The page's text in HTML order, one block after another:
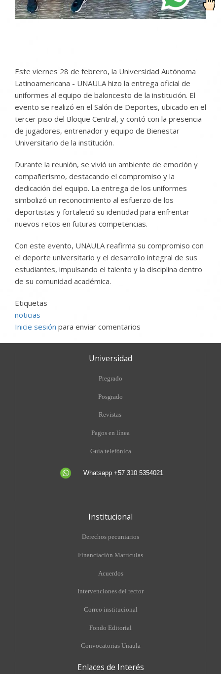
Este viernes 28 de febrero, la Universidad Autónoma
Latinoamericana - UNAULA hizo la entrega oficial de
uniformes al equipo de baloncesto de la institución. El
evento se realizó en el Salón de Deportes, ubicado en el
tercer piso del Bloque Central, y contó con la presencia
de jugadores, entrenador y equipo de Bienestar
Universitario de la institución.
Durante la reunión, se vivió un ambiente de emoción y
compañerismo, destacando el compromiso y la
dedicación del equipo. La entrega de los uniformes
simbolizó un reconocimiento al esfuerzo de los
deportistas y fortaleció su identidad para enfrentar
nuevos retos en futuras competencias.
Con este evento, UNAULA reafirma su compromiso con
el deporte universitario y el desarrollo integral de sus
estudiantes, impulsando el talento y la disciplina dentro
de su comunidad académica.
Etiquetas
noticias
Inicie sesión para enviar comentarios
Universidad
Pregrado
Posgrado
Revistas
Pagos en línea
Guía telefónica
Whatsapp +57 310 5354021
Institucional
Derechos pecuniarios
Financiación Matrículas
Acuerdos
Intervenciones del rector
Correo institucional
Fondo Editorial
Convocatorias Unaula
Enlaces de Interés